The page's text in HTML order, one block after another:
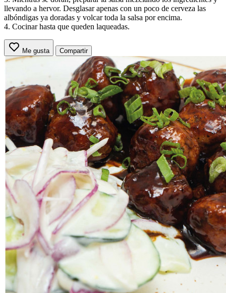
llevando a hervor. Desglasar apenas con un poco de cerveza las
albóndigas ya doradas y volcar toda la salsa por encima.
4. Cocinar hasta que queden laqueadas.
Me gusta Compartir